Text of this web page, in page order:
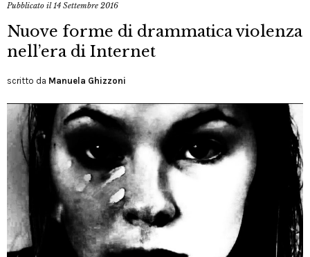
Pubblicato il14 Settembre 2016
Nuove forme di drammatica violenza
nell’era di Internet
scritto da Manuela Ghizzoni